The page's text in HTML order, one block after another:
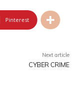
Pinterest
Next article
CYBER CRIME